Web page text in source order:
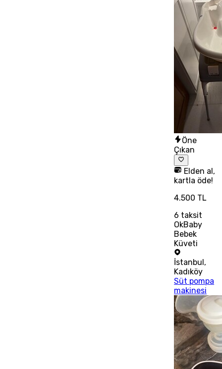
Öne
Çıkan
Elden al,
kartla öde!
4.500 TL
6 taksit
OkBaby
Bebek
Küveti
İstanbul,
Kadıköy
Süt pompa
makinesi